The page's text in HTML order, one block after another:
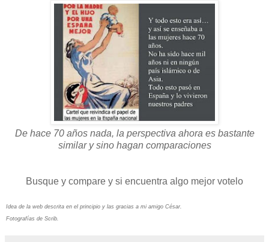
De hace 70 años nada, la perspectiva ahora es bastante
similar y sino hagan comparaciones
Busque y compare y si encuentra algo mejor votelo
Idea de la web descrita en el principio y las gracias a mi amigo César.
Fotografías de Scrib.